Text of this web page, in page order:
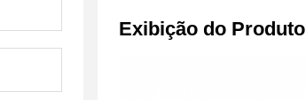
Exibição do Produto